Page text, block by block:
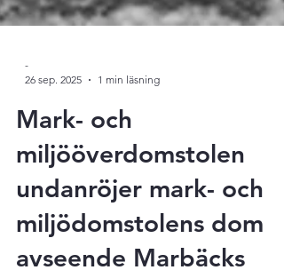
26 sep. 2025
1 min läsning
Mark- och
miljööverdomstolen
undanröjer mark- och